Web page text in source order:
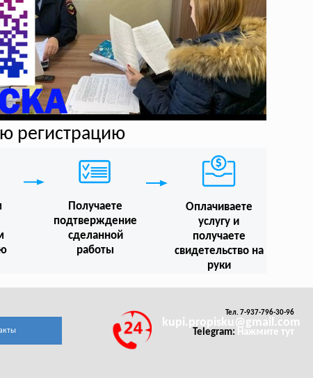
регистрацию
Получаете
подтверждение
сделанной
работы
Оплачиваете
услугу и
получаете
свидетельство на
руки
Тел. 7-937-796-30-96
kupi.propisku@gmail.com
Telegram: Нажмите тут